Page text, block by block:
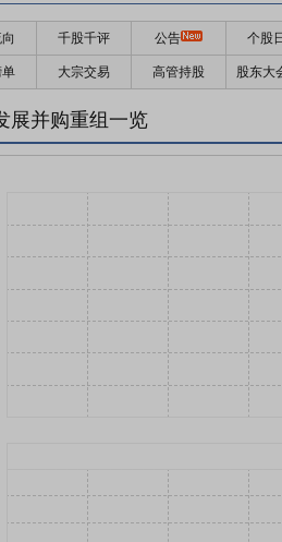
千股千评 公告 个股
大宗交易 高管持股 股东大
展并购重组一览